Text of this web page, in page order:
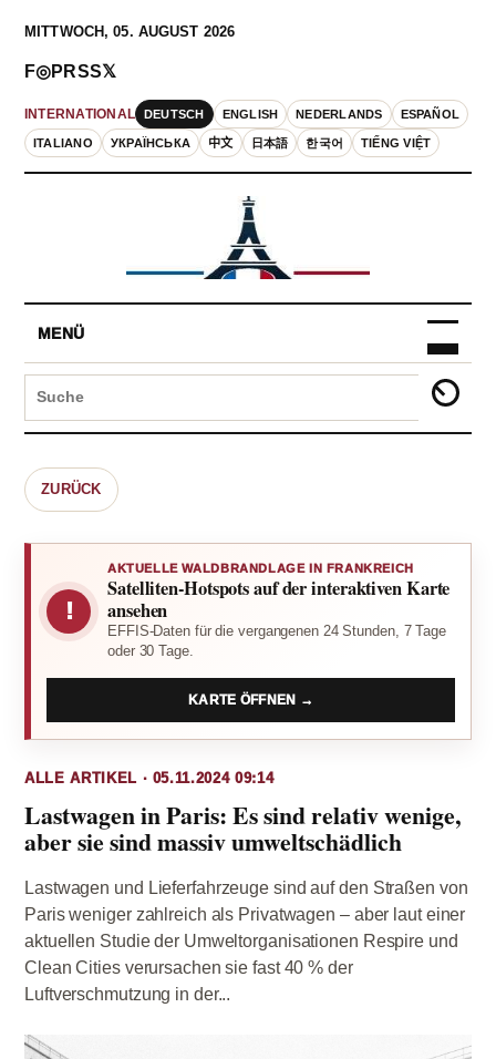
MITTWOCH, 05. AUGUST 2026
INTERNATIONAL DEUTSCH ENGLISH NEDERLANDS ESPAÑOL
ITALIANO УКРАЇНСЬКА 中文 日本語 한국어 TIẾNG VIỆT
F◎PRSS𝕏
MENÜ
ZURÜCK
!
AKTUELLE WALDBRANDLAGE IN FRANKREICH
Satelliten-Hotspots auf der interaktiven Karte
ansehen
EFFIS-Daten für die vergangenen 24 Stunden, 7 Tage
oder 30 Tage.
KARTE ÖFFNEN →
ALLE ARTIKEL · 05.11.2024 09:14
Lastwagen in Paris: Es sind relativ wenige,
aber sie sind massiv umweltschädlich
Lastwagen und Lieferfahrzeuge sind auf den Straßen von
Paris weniger zahlreich als Privatwagen – aber laut einer
aktuellen Studie der Umweltorganisationen Respire und
Clean Cities verursachen sie fast 40 % der
Luftverschmutzung in der...